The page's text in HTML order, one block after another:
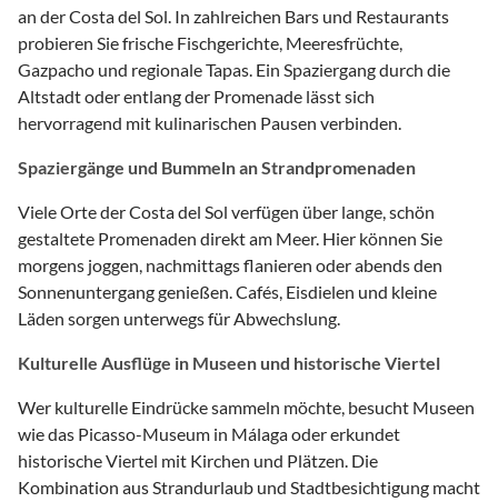
an der Costa del Sol. In zahlreichen Bars und Restaurants
probieren Sie frische Fischgerichte, Meeresfrüchte,
Gazpacho und regionale Tapas. Ein Spaziergang durch die
Altstadt oder entlang der Promenade lässt sich
hervorragend mit kulinarischen Pausen verbinden.
Spaziergänge und Bummeln an Strandpromenaden
Viele Orte der Costa del Sol verfügen über lange, schön
gestaltete Promenaden direkt am Meer. Hier können Sie
morgens joggen, nachmittags flanieren oder abends den
Sonnenuntergang genießen. Cafés, Eisdielen und kleine
Läden sorgen unterwegs für Abwechslung.
Kulturelle Ausflüge in Museen und historische Viertel
Wer kulturelle Eindrücke sammeln möchte, besucht Museen
wie das Picasso-Museum in Málaga oder erkundet
historische Viertel mit Kirchen und Plätzen. Die
Kombination aus Strandurlaub und Stadtbesichtigung macht